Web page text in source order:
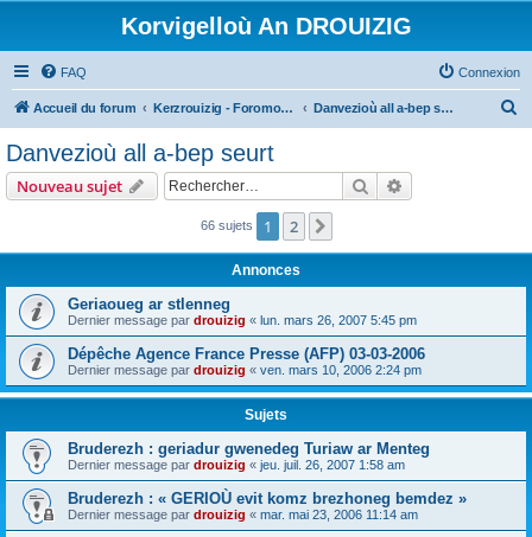
Korvigelloù An DROUIZIG
FAQ Connexion
Accueil du forum Kerzrouizig - Foromoù An Drouizig Danvezioù all a-bep seurt
e
Danvezioù all a-bep seurt
Nouveau sujet Rechercher
66 sujets 1 2
Annonces
Geriaoueg ar stlenneg
Dernier message par drouizig « lun. mars 26, 2007 5:45 pm
Dépêche Agence France Presse (AFP) 03-03-2006
Dernier message par drouizig « ven. mars 10, 2006 2:24 pm
Sujets
Bruderezh : geriadur gwenedeg Turiaw ar Menteg
Dernier message par drouizig « jeu. juil. 26, 2007 1:58 am
Bruderezh : « GERIOÙ evit komz brezhoneg bemdez »
Dernier message par drouizig « mar. mai 23, 2006 11:14 am